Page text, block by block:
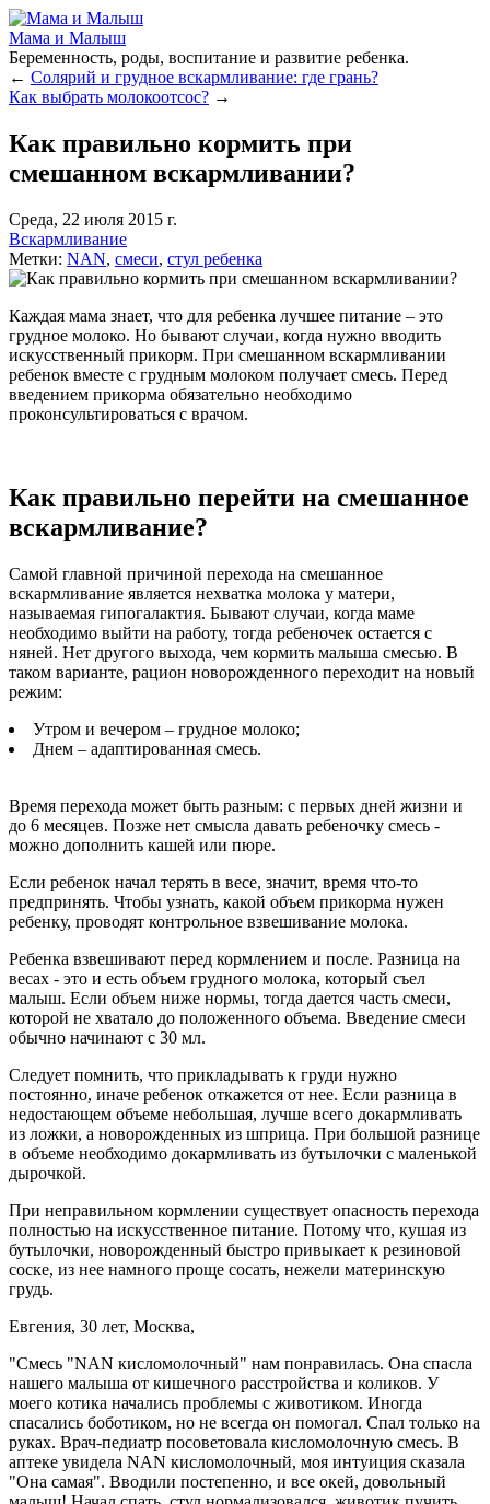
Мама и Малыш
Беременность, роды, воспитание и развитие ребенка.
← Солярий и грудное вскармливание: где грань?
Как выбрать молокоотсос? →
Как правильно кормить при
смешанном вскармливании?
Среда, 22 июля 2015 г.
Вскармливание
Метки: NAN, смеси, стул ребенка
Каждая мама знает, что для ребенка лучшее питание – это
грудное молоко. Но бывают случаи, когда нужно вводить
искусственный прикорм. При смешанном вскармливании
ребенок вместе с грудным молоком получает смесь. Перед
введением прикорма обязательно необходимо
проконсультироваться с врачом.
Как правильно перейти на смешанное
вскармливание?
Самой главной причиной перехода на смешанное
вскармливание является нехватка молока у матери,
называемая гипогалактия. Бывают случаи, когда маме
необходимо выйти на работу, тогда ребеночек остается с
няней. Нет другого выхода, чем кормить малыша смесью. В
таком варианте, рацион новорожденного переходит на новый
режим:
Утром и вечером – грудное молоко;
Днем – адаптированная смесь.
Время перехода может быть разным: с первых дней жизни и
до 6 месяцев. Позже нет смысла давать ребеночку смесь -
можно дополнить кашей или пюре.
Если ребенок начал терять в весе, значит, время что-то
предпринять. Чтобы узнать, какой объем прикорма нужен
ребенку, проводят контрольное взвешивание молока.
Ребенка взвешивают перед кормлением и после. Разница на
весах - это и есть объем грудного молока, который съел
малыш. Если объем ниже нормы, тогда дается часть смеси,
которой не хватало до положенного объема. Введение смеси
обычно начинают с 30 мл.
Следует помнить, что прикладывать к груди нужно
постоянно, иначе ребенок откажется от нее. Если разница в
недостающем объеме небольшая, лучше всего докармливать
из ложки, а новорожденных из шприца. При большой разнице
в объеме необходимо докармливать из бутылочки с маленькой
дырочкой.
При неправильном кормлении существует опасность перехода
полностью на искусственное питание. Потому что, кушая из
бутылочки, новорожденный быстро привыкает к резиновой
соске, из нее намного проще сосать, нежели материнскую
грудь.
Евгения, 30 лет, Москва,
"Смесь "NAN кисломолочный" нам понравилась. Она спасла
нашего малыша от кишечного расстройства и коликов. У
моего котика начались проблемы с животиком. Иногда
спасались боботиком, но не всегда он помогал. Спал только на
руках. Врач-педиатр посоветовала кисломолочную смесь. В
аптеке увидела NAN кисломолочный, моя интуиция сказала
"Она самая". Вводили постепенно, и все окей, довольный